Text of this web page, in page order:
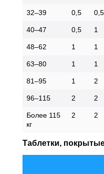
32–39 0,5 0,5
40–47 0,5 1
48–62 1 1
63–80 1 1
81–95 1 2
96–115 2 2
Более 115
кг
2 2
Таблетки,